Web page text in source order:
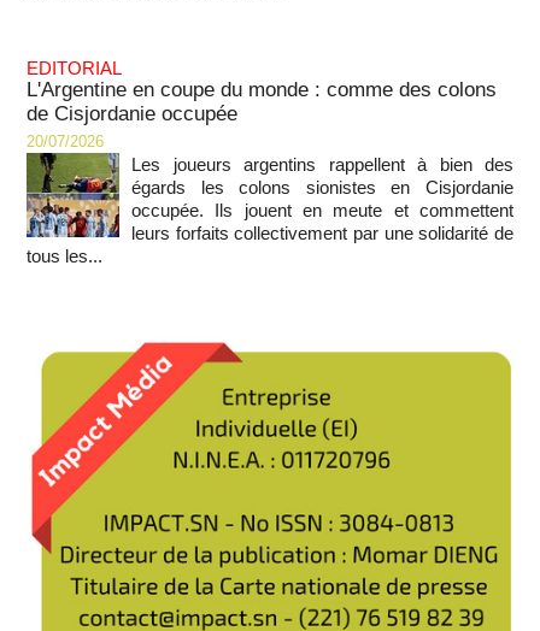
EDITORIAL
L'Argentine en coupe du monde : comme des colons
de Cisjordanie occupée
20/07/2026
Les joueurs argentins rappellent à bien des
égards les colons sionistes en Cisjordanie
occupée. Ils jouent en meute et commettent
leurs forfaits collectivement par une solidarité de
tous les...